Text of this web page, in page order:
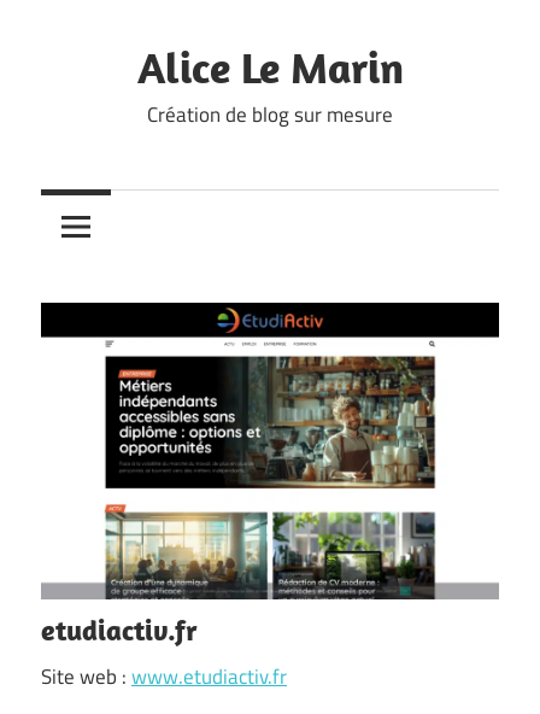
Alice Le Marin
Création de blog sur mesure
etudiactiv.fr
Site web :www.etudiactiv.fr